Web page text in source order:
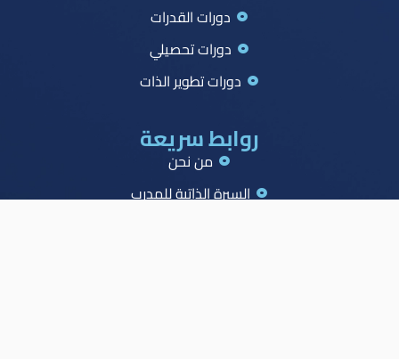
دورات القدرات
دورات تحصيلي
دورات تطوير الذات
روابط سريعة
من نحن
السيرة الذاتية للمدرب